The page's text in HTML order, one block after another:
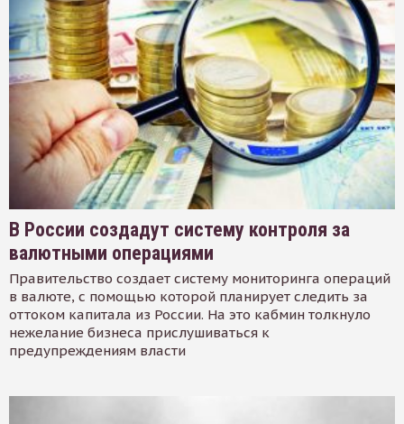
В России создадут систему контроля за
валютными операциями
Правительство создает систему мониторинга операций
в валюте, с помощью которой планирует следить за
оттоком капитала из России. На это кабмин толкнуло
нежелание бизнеса прислушиваться к
предупреждениям власти